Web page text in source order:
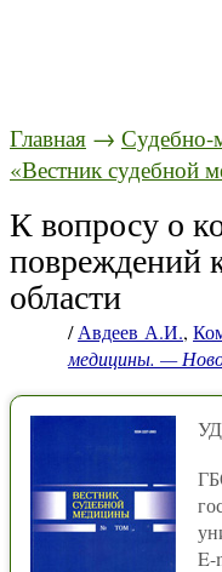
Главная → Судебно-
«Вестник судебной
К вопросу о
повреждений
области
/Авдеев А.И.,
медицины. —
E-